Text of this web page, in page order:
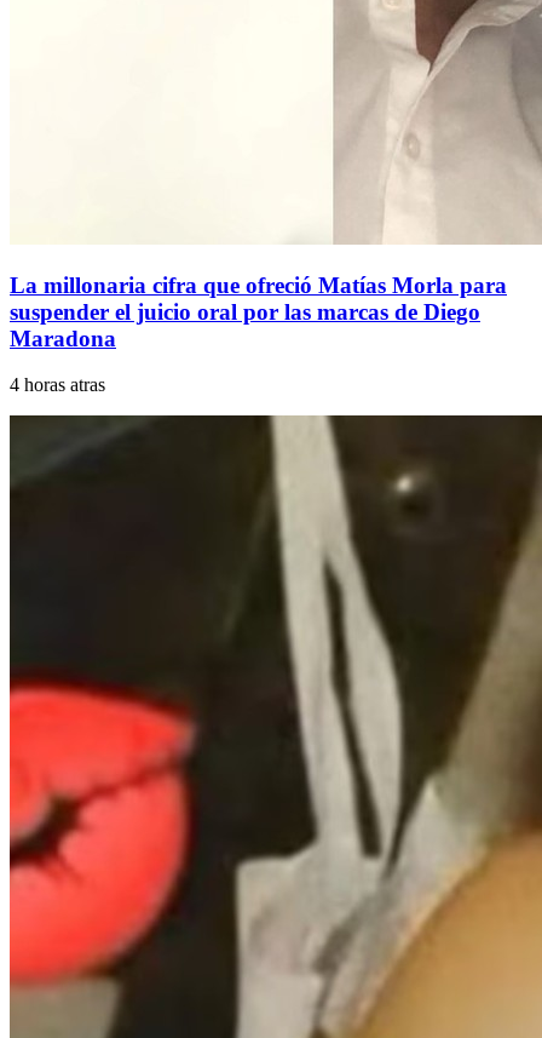
La millonaria cifra que ofreció Matías Morla para
suspender el juicio oral por las marcas de Diego
Maradona
4 horas atras